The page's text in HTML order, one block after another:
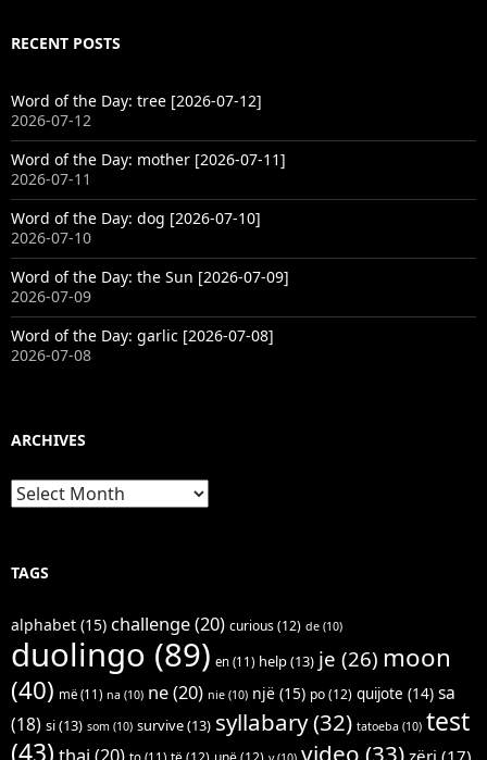
RECENT POSTS
Word of the Day: tree [2026-07-12]
2026-07-12
Word of the Day: mother [2026-07-11]
2026-07-11
Word of the Day: dog [2026-07-10]
2026-07-10
Word of the Day: the Sun [2026-07-09]
2026-07-09
Word of the Day: garlic [2026-07-08]
2026-07-08
ARCHIVES
Archives
TAGS
alphabet (15) challenge(20) curious(12) de (10)
duolingo (89) en (11) help(13) je (26) moon
(40) më (11) na (10) ne(20) nie (10) një (15) po(12) quijote (14) sa
(18) si(13) som (10) survive(13) syllabary(32) tatoeba (10) test
(43) thai (20) video (33) zëri (17)